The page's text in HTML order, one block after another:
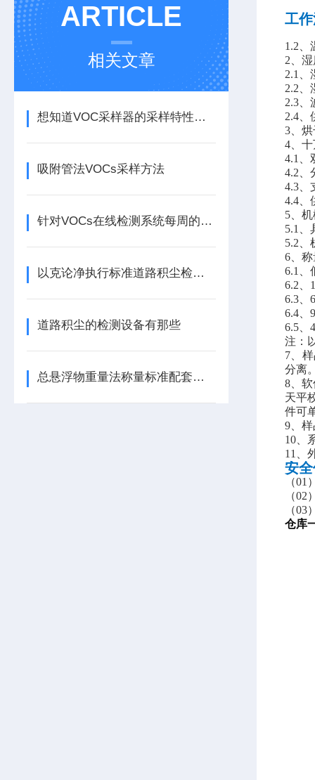
ARTICLE
相关文章
想知道VOC采样器的采样特性那不妨看看这些
吸附管法VOCs采样方法
针对VOCs在线检测系统每周的运维工作该如何做
以克论净执行标准道路积尘检测方法以及设备
道路积尘的检测设备有那些
总悬浮物重量法称量标准配套设备
工
1.2、
2、
2.1、
2.2、
2.3、
2.4、
3、
4、
4.1、
4.2、
4.3、
4.4、
5、
5.1、
5.2、
6、
6.1、
6.2、
6.3、
6.4、
6.5、
注：
7、
分离
8、
天平
件可
9、
10、
11、
安
（01
（02
（03
仓库